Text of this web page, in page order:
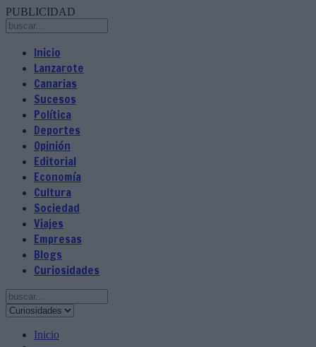
PUBLICIDAD
Inicio
Lanzarote
Canarias
Sucesos
Política
Deportes
Opinión
Editorial
Economía
Cultura
Sociedad
Viajes
Empresas
Blogs
Curiosidades
Inicio